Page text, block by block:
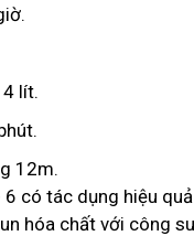
lít.
12m.
có tác dụng hiệu
hóa chất với công